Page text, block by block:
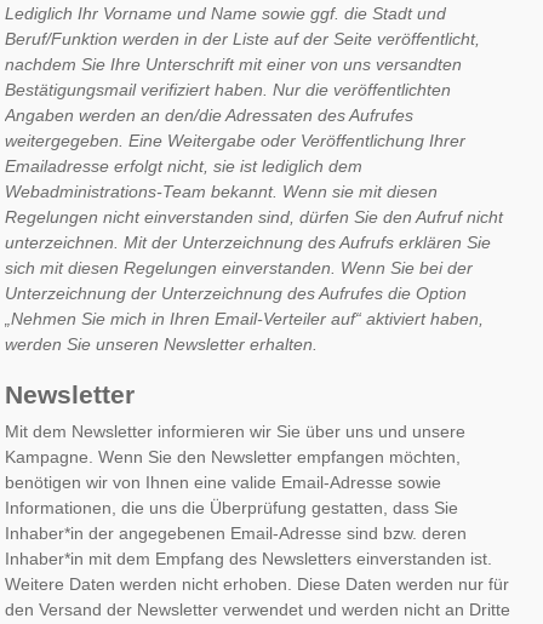
Lediglich Ihr Vorname und Name sowie ggf. die Stadt und
Beruf/Funktion werden in der Liste auf der Seite veröffentlicht,
nachdem Sie Ihre Unterschrift mit einer von uns versandten
Bestätigungsmail verifiziert haben. Nur die veröffentlichten
Angaben werden an den/die Adressaten des Aufrufes
weitergegeben. Eine Weitergabe oder Veröffentlichung Ihrer
Emailadresse erfolgt nicht, sie ist lediglich dem
Webadministrations-Team bekannt. Wenn sie mit diesen
Regelungen nicht einverstanden sind, dürfen Sie den Aufruf nicht
unterzeichnen. Mit der Unterzeichnung des Aufrufs erklären Sie
sich mit diesen Regelungen einverstanden. Wenn Sie bei der
Unterzeichnung der Unterzeichnung des Aufrufes die Option
„Nehmen Sie mich in Ihren Email-Verteiler auf“ aktiviert haben,
werden Sie unseren Newsletter erhalten.
Newsletter
Mit dem Newsletter informieren wir Sie über uns und unsere
Kampagne.Wenn Sie den Newsletter empfangen möchten,
benötigen wir von Ihnen eine valide Email-Adresse sowie
Informationen, die uns die Überprüfung gestatten, dass Sie
Inhaber*in der angegebenen Email-Adresse sind bzw. deren
Inhaber*in mit dem Empfang des Newsletters einverstanden ist.
Weitere Daten werden nicht erhoben. Diese Daten werden nur für
den Versand der Newsletter verwendet und werden nicht an Dritte